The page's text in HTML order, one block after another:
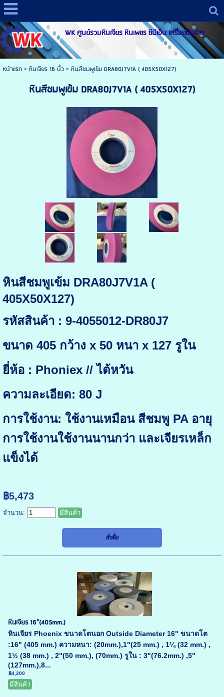
WK ศูนย์รวมหินเจียร หินเพชร ซีบีเอ็น เครื่องมือช่าง
หน้าแรก> หินเจียร 16 นิ้ว > หินสีชมพูเข้ม DRA80J7V1A ( 405X50X127)
หินสีชมพูเข้ม DRA80J7V1A ( 405X50X127)
หินสีชมพูเข้ม DRA80J7V1A (
405X50X127)
รหัสสินค้า : 9-4055012-DR80J7
ขนาด 405 กว้าง x 50 หนา x 127 รูใน
ยี่ห้อ : Phoniex // ไต้หวัน
ความละเอียด: 80 J
การใช้งาน: ใช้งานเหมือน สีชมพู PA อายุ
การใช้งานใช้งานนานกว่า และเจียรเหล็ก
แข็งได้
฿5,473
จำนวน: มีสินค้า
หินเจียร 16"(405mm.)
หินเจียร Phoenix ขนาดโตนอก Outside Diameter 16" ขนาดโต
:16" (405 mm.) ความหนา: (20mm.),1"(25 mm.) , 1¼ (32 mm.) ,
1½ (38 mm.) , 2"(50 mm.), (70mm.) รูใน : 3"(76.2mm.) ,5"
(127mm.),8...
฿4,200
มีสินค้า